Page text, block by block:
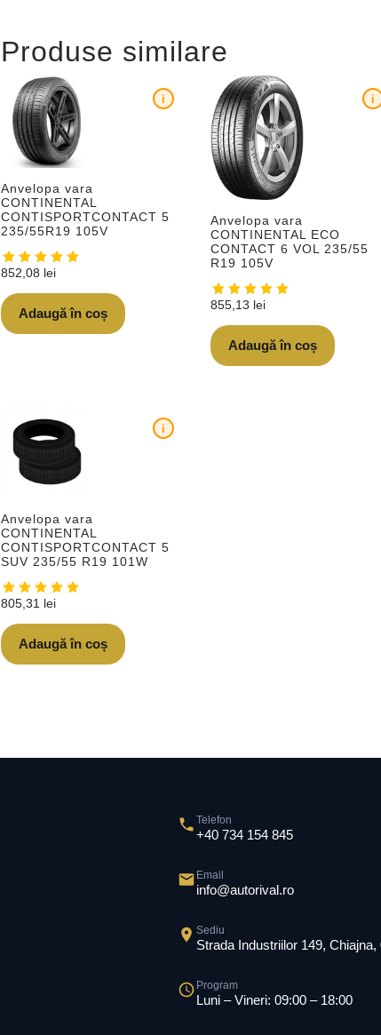
Produse similare
Anvelopa vara
CONTINENTAL
CONTISPORTCONTACT 5
235/55R19 105V
i
852,08 lei
Adaugă în coș
Anvelopa vara
CONTINENTAL ECO
CONTACT 6 VOL 235/55
R19 105V
i
855,13 lei
Adaugă în coș
Anvelopa vara
CONTINENTAL
CONTISPORTCONTACT 5
SUV 235/55 R19 101W
i
805,31 lei
Adaugă în coș
Telefon
+40 734 154 845
Email
info@autorival.ro
Sediu
Strada Industriilor 149, Chiajna,
Program
Luni – Vineri: 09:00 – 18:00